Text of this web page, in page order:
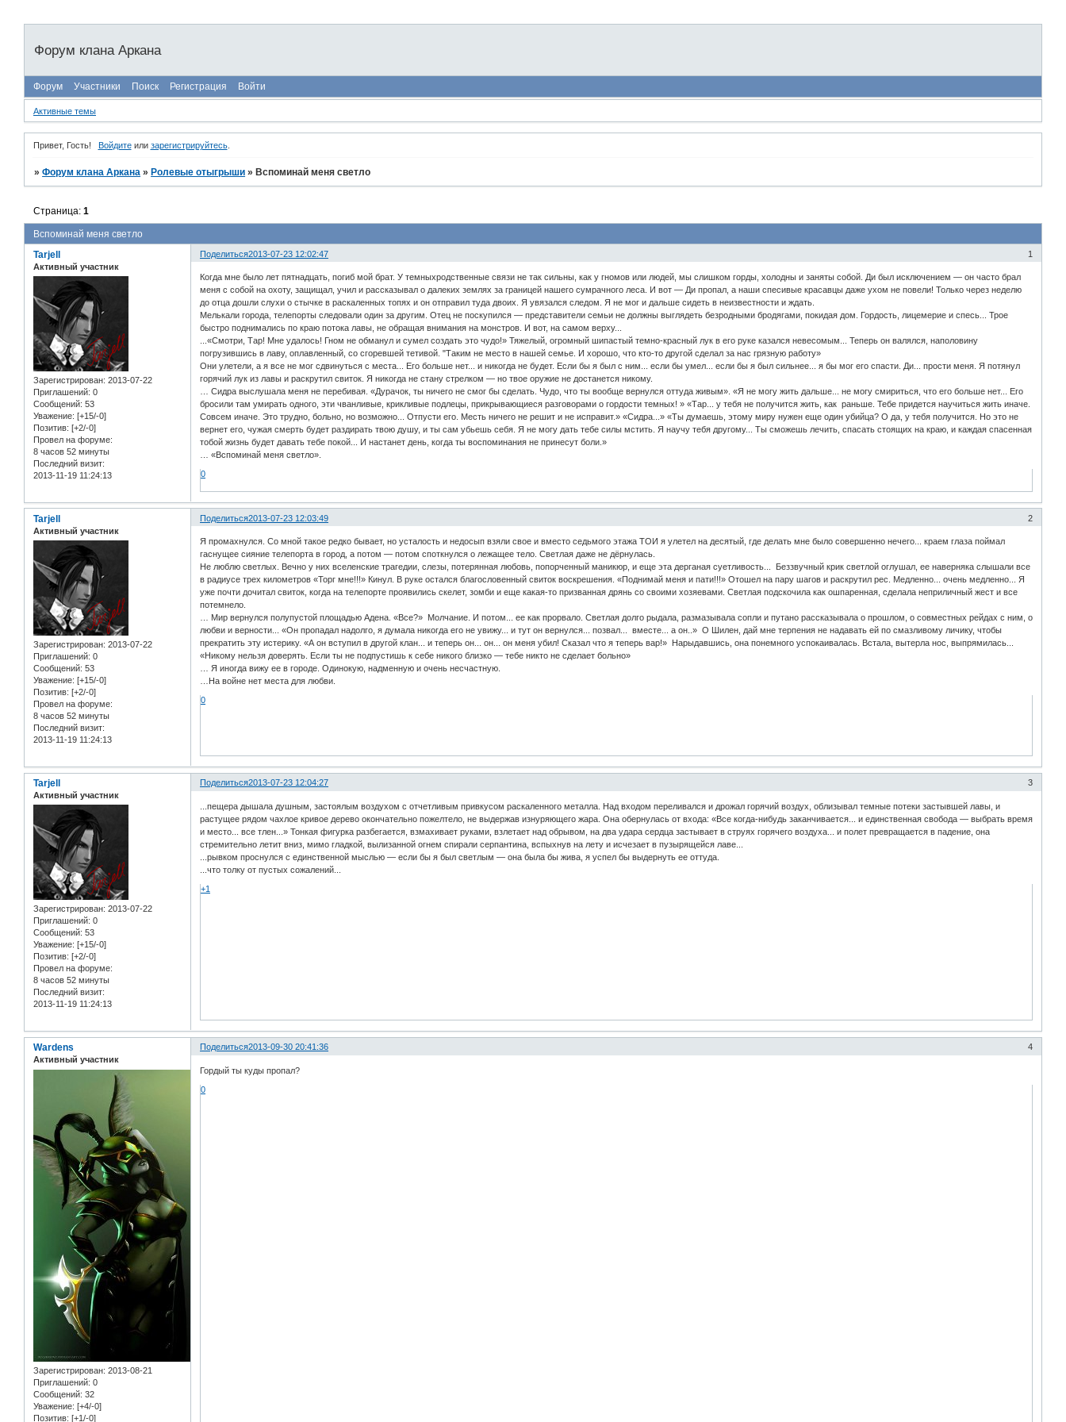
Форум клана Аркана
Форум Участники Поиск Регистрация Войти
Активные темы
Привет, Гость! Войдитеили зарегистрируйтесь.
»Форум клана Аркана » Ролевые отыгрыши » Вспоминай меня светло
Вспоминай меня светло
Страница:1
Поделиться 1
2013-07-23 12:02:47
Tarjell
Активный участник
Зарегистрирован: 2013-07-22
Приглашений: 0
Сообщений: 53
Уважение: [+15/-0]
Позитив: [+2/-0]
Провел на форуме:
8 часов 52 минуты
Последний визит:
2013-11-19 11:24:13
Когда мне было лет пятнадцать, погиб мой брат. У темныхродственные связи не так сильны, как у гномов или людей, мы слишком горды, холодны и заняты собой. Ди был исключением — он часто брал
меня с собой на охоту, защищал, учил и рассказывал о далеких землях за границей нашего сумрачного леса. И вот — Ди пропал, а наши спесивые красавцы даже ухом не повели! Только через неделю
до отца дошли слухи о стычке в раскаленных топях и он отправил туда двоих. Я увязался следом. Я не мог и дальше сидеть в неизвестности и ждать.
Мелькали города, телепорты следовали один за другим. Отец не поскупился — представители семьи не должны выглядеть безродными бродягами, покидая дом. Гордость, лицемерие и спесь... Трое
быстро поднимались по краю потока лавы, не обращая внимания на монстров. И вот, на самом верху...
...«Смотри, Тар! Мне удалось! Гном не обманул и сумел создать это чудо!» Тяжелый, огромный шипастый темно-красный лук в его руке казался невесомым... Теперь он валялся, наполовину
погрузившись в лаву, оплавленный, со сгоревшей тетивой. "Таким не место в нашей семье. И хорошо, что кто-то другой сделал за нас грязную работу»
Они улетели, а я все не мог сдвинуться с места... Его больше нет... и никогда не будет. Если бы я был с ним... если бы умел... если бы я был сильнее... я бы мог его спасти. Ди... прости меня. Я потянул
горячий лук из лавы и раскрутил свиток. Я никогда не стану стрелком — но твое оружие не достанется никому.
… Сидра выслушала меня не перебивая. «Дурачок, ты ничего не смог бы сделать. Чудо, что ты вообще вернулся оттуда живым». «Я не могу жить дальше... не могу смириться, что его больше нет... Его
бросили там умирать одного, эти чванливые, крикливые подлецы, прикрывающиеся разговорами о гордости темных! » «Тар... у тебя не получится жить, как раньше. Тебе придется научиться жить иначе.
Совсем иначе. Это трудно, больно, но возможно... Отпусти его. Месть ничего не решит и не исправит.» «Сидра...» «Ты думаешь, этому миру нужен еще один убийца? О да, у тебя получится. Но это не
вернет его, чужая смерть будет раздирать твою душу, и ты сам убьешь себя. Я не могу дать тебе силы мстить. Я научу тебя другому... Ты сможешь лечить, спасать стоящих на краю, и каждая спасенная
тобой жизнь будет давать тебе покой... И настанет день, когда ты воспоминания не принесут боли.»
… «Вспоминай меня светло».
0
Поделиться 2
2013-07-23 12:03:49
Tarjell
Активный участник
Зарегистрирован: 2013-07-22
Приглашений: 0
Сообщений: 53
Уважение: [+15/-0]
Позитив: [+2/-0]
Провел на форуме:
8 часов 52 минуты
Последний визит:
2013-11-19 11:24:13
Я промахнулся. Со мной такое редко бывает, но усталость и недосып взяли свое и вместо седьмого этажа ТОИ я улетел на десятый, где делать мне было совершенно нечего... краем глаза поймал
гаснущее сияние телепорта в город, а потом — потом споткнулся о лежащее тело. Светлая даже не дёрнулась.
Не люблю светлых. Вечно у них вселенские трагедии, слезы, потерянная любовь, попорченный маникюр, и еще эта дерганая суетливость... Беззвучный крик светлой оглушал, ее наверняка слышали все
в радиусе трех километров «Торг мне!!!» Кинул. В руке остался благословенный свиток воскрешения. «Поднимай меня и пати!!!» Отошел на пару шагов и раскрутил рес. Медленно... очень медленно... Я
уже почти дочитал свиток, когда на телепорте проявились скелет, зомби и еще какая-то призванная дрянь со своими хозяевами. Светлая подскочила как ошпаренная, сделала неприличный жест и все
потемнело.
… Мир вернулся полупустой площадью Адена. «Все?» Молчание. И потом... ее как прорвало. Светлая долго рыдала, размазывала сопли и путано рассказывала о прошлом, о совместных рейдах с ним, о
любви и верности... «Он пропадал надолго, я думала никогда его не увижу... и тут он вернулся... позвал... вместе... а он..» О Шилен, дай мне терпения не надавать ей по смазливому личику, чтобы
прекратить эту истерику. «А он вступил в другой клан... и теперь он... он... он меня убил! Сказал что я теперь вар!» Нарыдавшись, она понемного успокаивалась. Встала, вытерла нос, выпрямилась...
«Никому нельзя доверять. Если ты не подпустишь к себе никого близко — тебе никто не сделает больно»
… Я иногда вижу ее в городе. Одинокую, надменную и очень несчастную.
…На войне нет места для любви.
0
Поделиться 3
2013-07-23 12:04:27
Tarjell
Активный участник
Зарегистрирован: 2013-07-22
Приглашений: 0
Сообщений: 53
Уважение: [+15/-0]
Позитив: [+2/-0]
Провел на форуме:
8 часов 52 минуты
Последний визит:
2013-11-19 11:24:13
...пещера дышала душным, застоялым воздухом с отчетливым привкусом раскаленного металла. Над входом переливался и дрожал горячий воздух, облизывал темные потеки застывшей лавы, и
растущее рядом чахлое кривое дерево окончательно пожелтело, не выдержав изнуряющего жара. Она обернулась от входа: «Все когда-нибудь заканчивается... и единственная свобода — выбрать время
и место... все тлен...» Тонкая фигурка разбегается, взмахивает руками, взлетает над обрывом, на два удара сердца застывает в струях горячего воздуха... и полет превращается в падение, она
стремительно летит вниз, мимо гладкой, вылизанной огнем спирали серпантина, вспыхнув на лету и исчезает в пузырящейся лаве...
...рывком проснулся с единственной мыслью — если бы я был светлым — она была бы жива, я успел бы выдернуть ее оттуда.
...что толку от пустых сожалений...
+1
Поделиться 4
2013-09-30 20:41:36
Wardens
Активный участник
Зарегистрирован: 2013-08-21
Приглашений: 0
Сообщений: 32
Уважение: [+4/-0]
Позитив: [+1/-0]
Гордый ты куды пропал?
0